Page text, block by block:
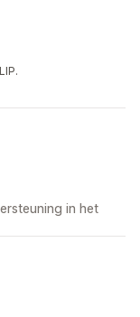
in het